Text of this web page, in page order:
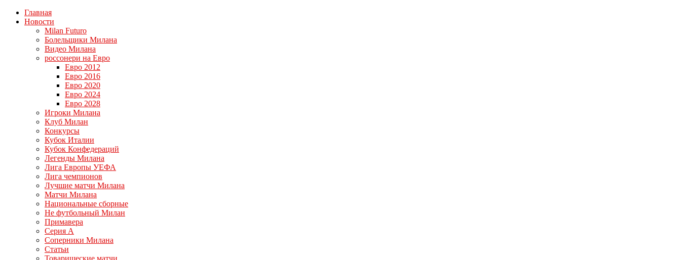
Главная
Новости
Milan Futuro
Болельщики Милана
Видео Милана
россонери на Евро
Евро 2012
Евро 2016
Евро 2020
Евро 2024
Евро 2028
Игроки Милана
Клуб Милан
Конкурсы
Кубок Италии
Кубок Конфедераций
Легенды Милана
Лига Европы УЕФА
Лига чемпионов
Лучшие матчи Милана
Матчи Милана
Национальные сборные
Не футбольный Милан
Примавера
Серия А
Соперники Милана
Статьи
Товарищеские матчи